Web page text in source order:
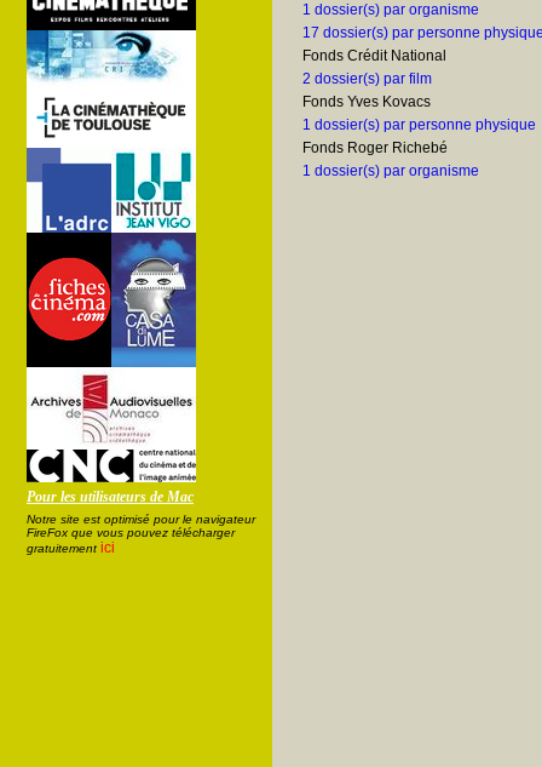
Pour les utilisateurs de Mac
Notre site est optimisé pour le navigateur
FireFox que vous pouvez télécharger
gratuitement ici
1 dossier(s) par organisme
17 dossier(s) par personne
Fonds Crédit National
2 dossier(s) par film
Fonds Yves Kovacs
1 dossier(s) par personne physique
Fonds Roger Richebé
1 dossier(s) par organisme